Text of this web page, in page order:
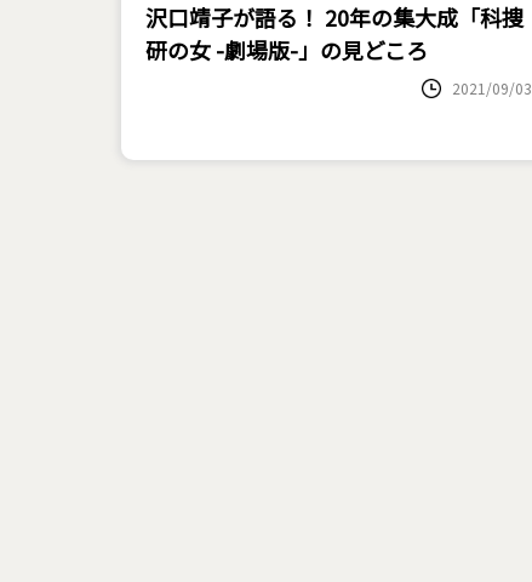
沢口靖子が語る！ 20年の集大成「科捜
研の女 -劇場版-」の見どころ
2021/09/03